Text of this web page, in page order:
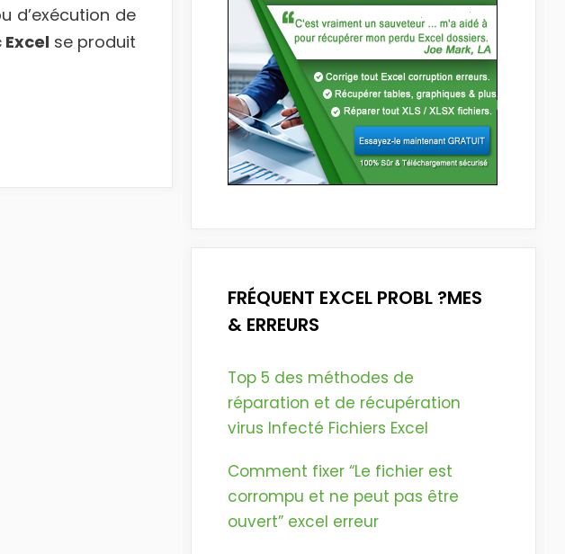
d’exécution de
Excel se produit
FRÉQUENT EXCEL PROBL ?MES
& ERREURS
Top 5 des méthodes de
réparation et de récupération
virus Infecté Fichiers Excel
Comment fixer “Le fichier est
corrompu et ne peut pas être
ouvert” excel erreur